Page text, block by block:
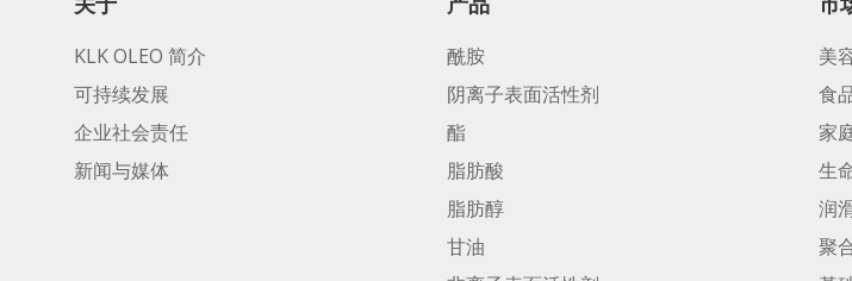
KLK OLEO 简介
可持续发展
企业社会责任
新闻与媒体
酰胺
阴离子表面活性剂
酯
脂肪酸
脂肪醇
甘油
美
食
家
生
润
聚